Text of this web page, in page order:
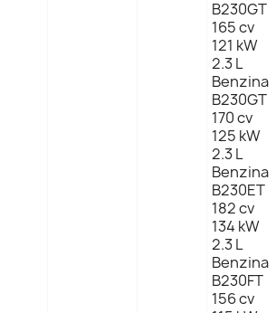
B230GT
165 cv
121 kW
2.3 L
Benzina
B230GT
170 cv
125 kW
2.3 L
Benzina
B230ET
182 cv
134 kW
2.3 L
Benzina
B230FT
156 cv